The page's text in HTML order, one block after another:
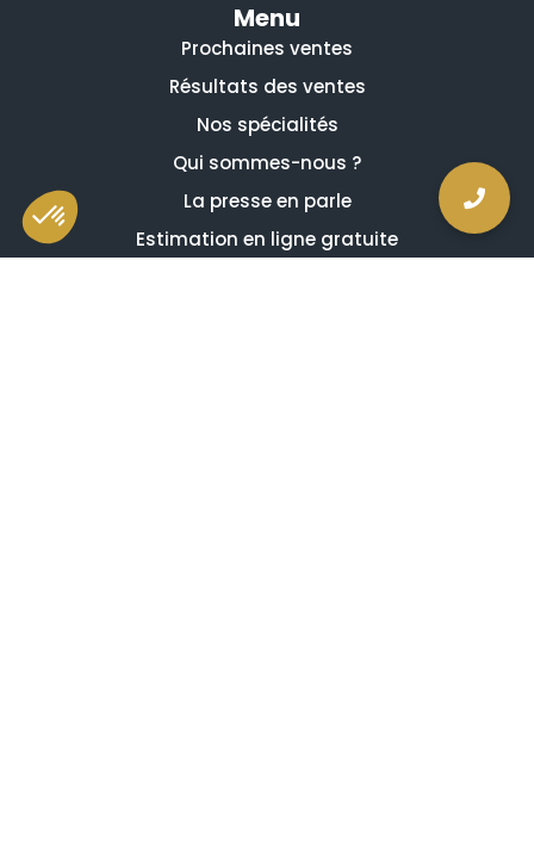
Menu
Prochaines ventes
Résultats des ventes
Nos spécialités
Qui sommes-nous ?
La presse en parle
Estimation en ligne gratuite